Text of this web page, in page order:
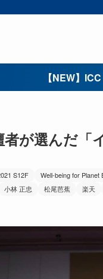
【NEW】
が選んだ「
S12F Well-being for Planet
小林 正忠 松尾芭蕉 楽天